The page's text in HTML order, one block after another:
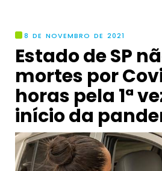
8 DE NOVEMBRO DE 2021
Estado de SP
mortes por
horas pela 1ª
início da